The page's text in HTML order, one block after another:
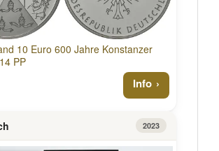
10 Euro 600 Jahre Konstanzer
PP
Info
2023